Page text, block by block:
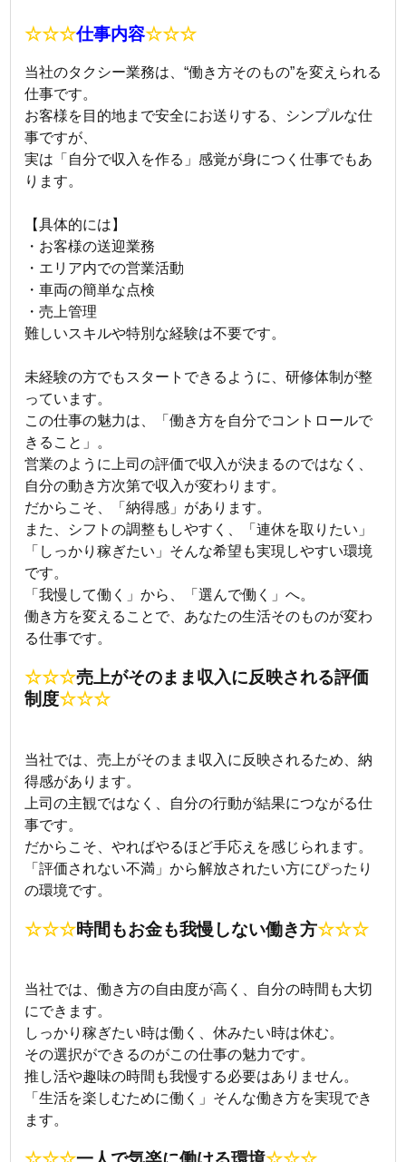
☆☆☆仕事内容☆☆☆
当社のタクシー業務は、“働き方そのもの”を変えられる
仕事です。
お客様を目的地まで安全にお送りする、シンプルな仕
事ですが、
実は「自分で収入を作る」感覚が身につく仕事でもあ
ります。
【具体的には】
・お客様の送迎業務
・エリア内での営業活動
・車両の簡単な点検
・売上管理
難しいスキルや特別な経験は不要です。
未経験の方でもスタートできるように、研修体制が整
っています。
この仕事の魅力は、「働き方を自分でコントロールで
きること」。
営業のように上司の評価で収入が決まるのではなく、
自分の動き方次第で収入が変わります。
だからこそ、「納得感」があります。
また、シフトの調整もしやすく、「連休を取りたい」
「しっかり稼ぎたい」そんな希望も実現しやすい環境
です。
「我慢して働く」から、「選んで働く」へ。
働き方を変えることで、あなたの生活そのものが変わ
る仕事です。
☆☆☆売上がそのまま収入に反映される評価
制度☆☆☆
当社では、売上がそのまま収入に反映されるため、納
得感があります。
上司の主観ではなく、自分の行動が結果につながる仕
事です。
だからこそ、やればやるほど手応えを感じられます。
「評価されない不満」から解放されたい方にぴったり
の環境です。
☆☆☆時間もお金も我慢しない働き方☆☆☆
当社では、働き方の自由度が高く、自分の時間も大切
にできます。
しっかり稼ぎたい時は働く、休みたい時は休む。
その選択ができるのがこの仕事の魅力です。
推し活や趣味の時間も我慢する必要はありません。
「生活を楽しむために働く」そんな働き方を実現でき
ます。